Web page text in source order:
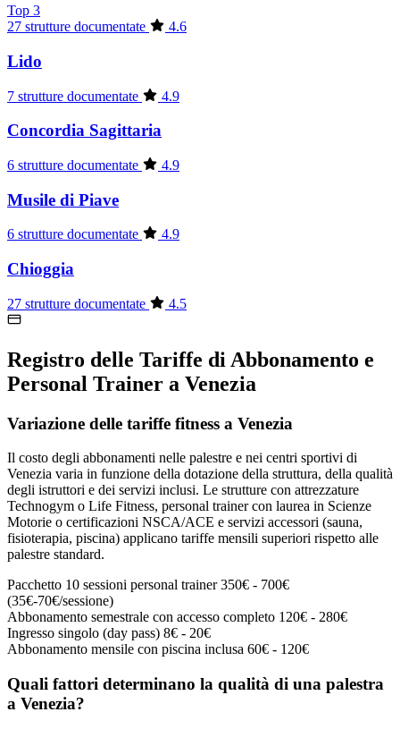
Top 3
27 strutture documentate
4.6
Lido
7 strutture documentate 4.9
Concordia Sagittaria
6 strutture documentate 4.9
Musile di Piave
6 strutture documentate 4.9
Chioggia
27 strutture documentate 4.5
Registro delle Tariffe di Abbonamento e
Personal Trainer a Venezia
Variazione delle tariffe fitness a Venezia
Il costo degli abbonamenti nelle palestre e nei centri sportivi di
Venezia varia in funzione della dotazione della struttura, della qualità
degli istruttori e dei servizi inclusi. Le strutture con attrezzature
Technogym o Life Fitness, personal trainer con laurea in Scienze
Motorie o certificazioni NSCA/ACE e servizi accessori (sauna,
fisioterapia, piscina) applicano tariffe mensili superiori rispetto alle
palestre standard.
Pacchetto 10 sessioni personal trainer 350€ - 700€
(35€-70€/sessione)
Abbonamento semestrale con accesso completo 120€ - 280€
Ingresso singolo (day pass) 8€ - 20€
Abbonamento mensile con piscina inclusa 60€ - 120€
Quali fattori determinano la qualità di una palestra
a Venezia?